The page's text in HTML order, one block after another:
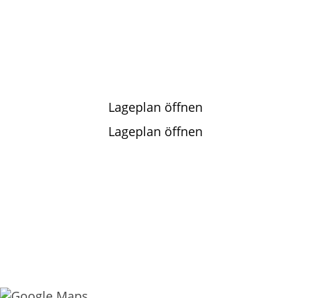
Lageplan öffnen
Lageplan öffnen